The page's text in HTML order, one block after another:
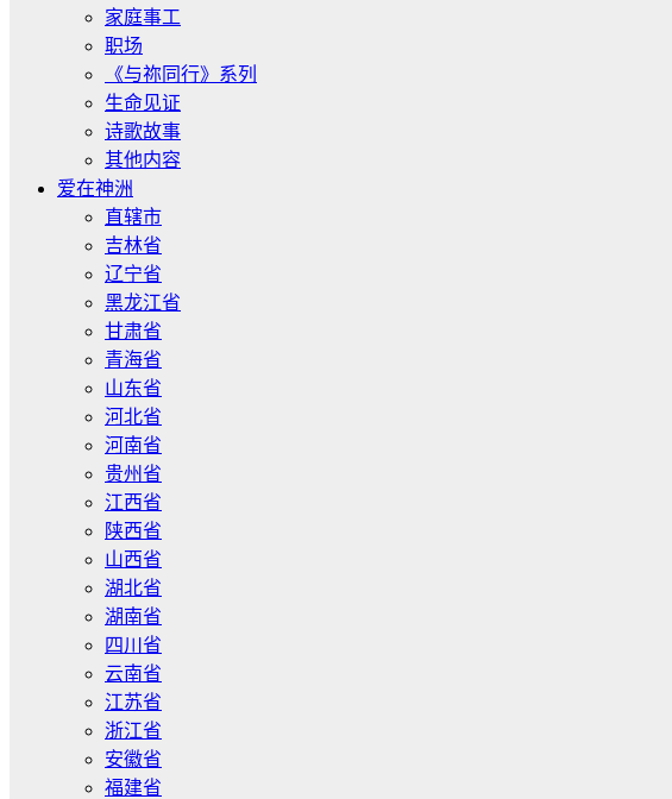
家庭事工
职场
《与祢同行》系列
生命见证
诗歌故事
其他内容
爱在神洲
直辖市
吉林省
辽宁省
黑龙江省
甘肃省
青海省
山东省
河北省
河南省
贵州省
江西省
陕西省
山西省
湖北省
湖南省
四川省
云南省
江苏省
浙江省
安徽省
福建省